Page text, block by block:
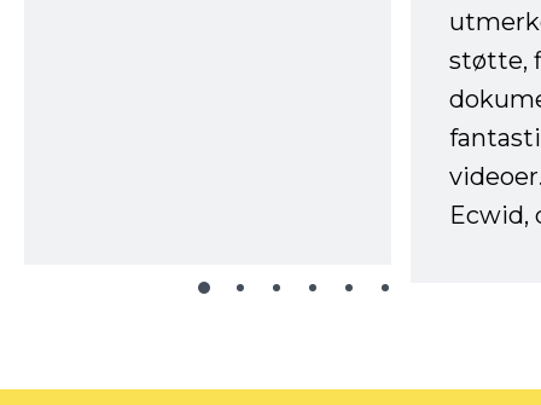
støtte,
Ecwid,